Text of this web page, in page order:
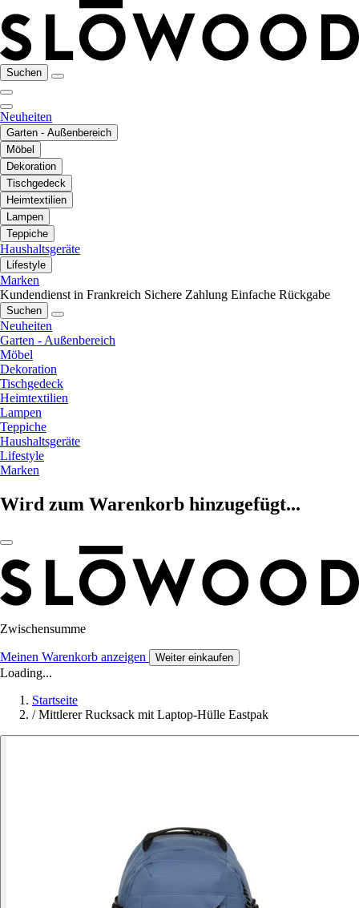
Suchen
Neuheiten
Garten - Außenbereich
Möbel
Dekoration
Tischgedeck
Heimtextilien
Lampen
Teppiche
Haushaltsgeräte
Lifestyle
Marken
Kundendienst in Frankreich Sichere Zahlung Einfache Rückgabe
Suchen
Neuheiten
Garten - Außenbereich
Möbel
Dekoration
Tischgedeck
Heimtextilien
Lampen
Teppiche
Haushaltsgeräte
Lifestyle
Marken
Wird zum Warenkorb hinzugefügt...
Zwischensumme
Meinen Warenkorb anzeigen Weiter einkaufen
Loading...
Startseite
/ Mittlerer Rucksack mit Laptop-Hülle Eastpak